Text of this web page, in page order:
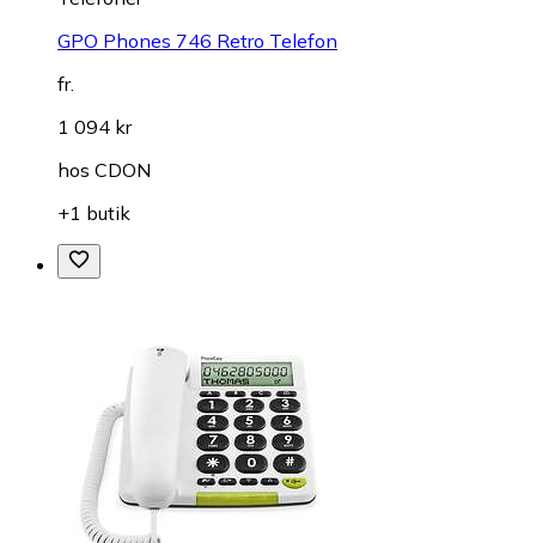
GPO Phones 746 Retro Telefon
fr.
1 094 kr
hos CDON
+1 butik